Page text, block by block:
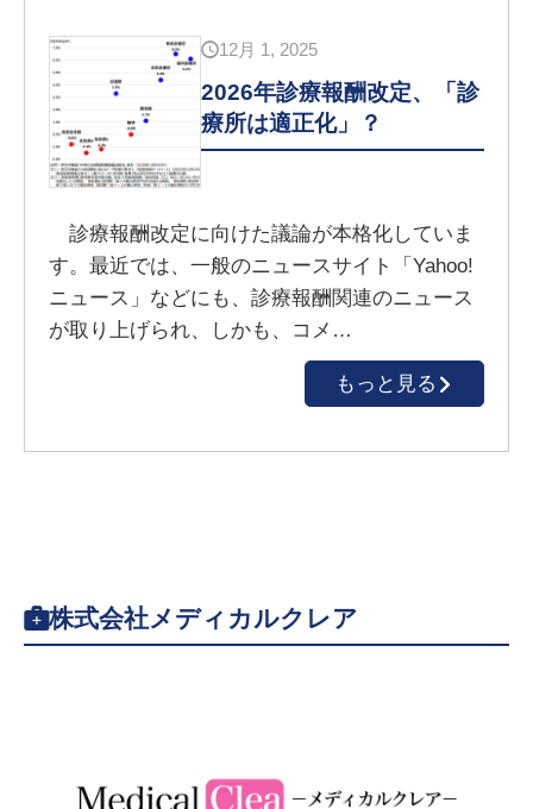
12月 1, 2025
2026年診療報酬改定、「診
療所は適正化」？
診療報酬改定に向けた議論が本格化していま
す。最近では、一般のニュースサイト「Yahoo!
ニュース」などにも、診療報酬関連のニュース
が取り上げられ、しかも、コメ…
もっと見る
株式会社メディカルクレア